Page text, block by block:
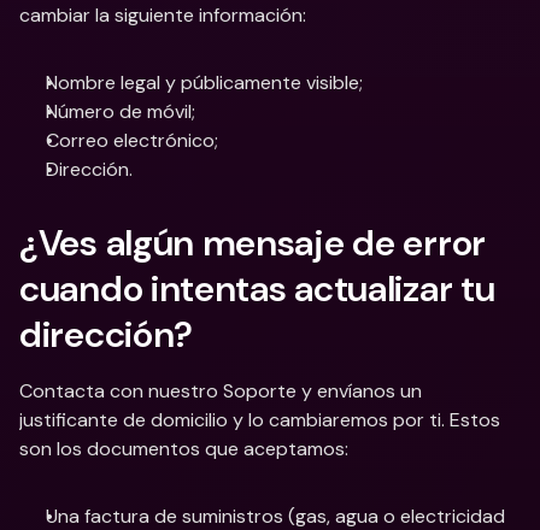
cambiar la siguiente información:
Nombre legal y públicamente visible;
Número de móvil;
Correo electrónico;
Dirección.
¿Ves algún mensaje de error
cuando intentas actualizar tu
dirección?
Contacta con nuestro Soporte y envíanos un
justificante de domicilio y lo cambiaremos por ti. Estos
son los documentos que aceptamos:
Una factura de suministros (gas, agua o electricidad